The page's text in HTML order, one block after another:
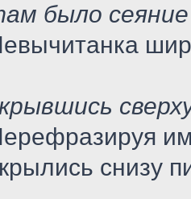
было сеяние
снизу